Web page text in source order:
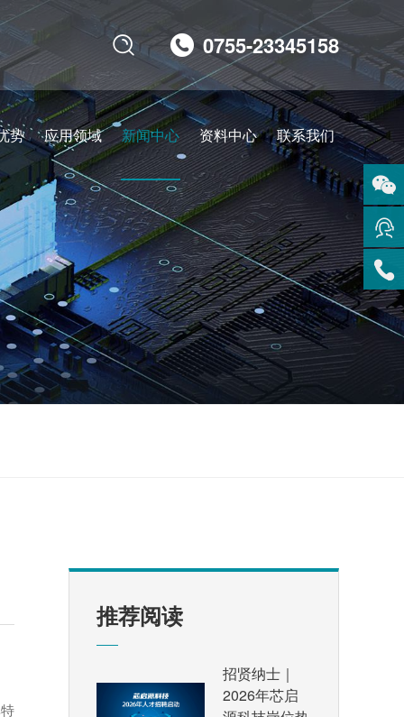
0755-23345158

势 应用领域 新闻中心 资料中心 联系我们
推荐阅读
招贤纳士｜
2026年芯启
扫码
咨询
在线
客服
服务
热线